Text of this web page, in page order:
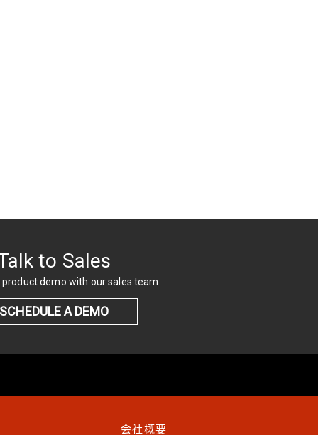
to Sales
product demo with our sales team
SCHEDULE A DEMO
会社概要